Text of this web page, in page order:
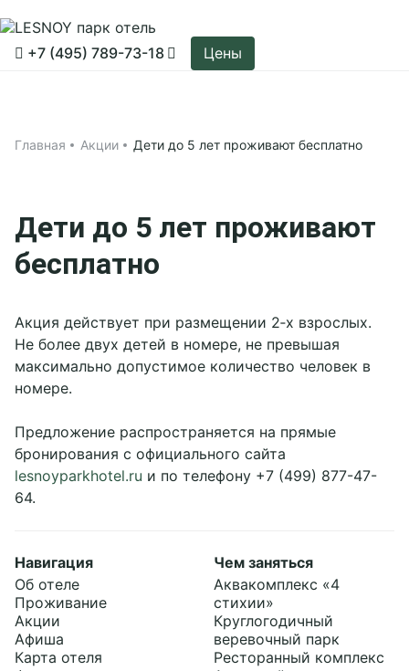
+7 (495) 789-73-18 Цены
Главная
Проживание
Номера
Коттеджи
Коттедж с баней
Об отеле
Тариф Всё включено
Дневная карта
Афиша
Карта отеля
Отзывы
Чем заняться
Аквакомплекс «4 стихии»
Активный отдых и спорт
Все для детей
Аренда беседок
Мероприятия
Индивидуальные
Детские
Контакты
+7 (495) 789-73-18
Социальные сети
Главная Акции Дети до 5 лет проживают бесплатно
Дети до 5 лет проживают
бесплатно
Акция действует при размещении 2‑х взрослых.
Не более двух детей в номере, не превышая
максимально допустимое количество человек в
номере.
Предложение распространяется на прямые
бронирования с официального сайта
lesnoyparkhotel.ru и по телефону +7 (499) 877-47-
64.
Применить
Подробнее
Смотреть карту
Навигация
Об отеле
Проживание
Акции
Афиша
Карта отеля
Чем заняться
Аквакомплекс «4
стихии»
Круглогодичный
веревочный парк
Ресторанный комплекс